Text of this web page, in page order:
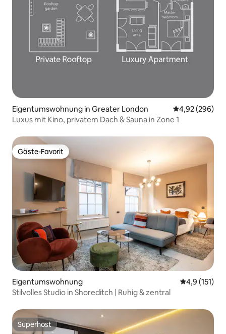
Eigentumswohnung in Greater London
4,92 (296)
Luxus mit Kino, privatem Dach & Sauna in Zone 1
Gäste-Favorit
Gäste-Favorit
Eigentumswohnung
4,9 (151)
Stilvolles Studio in Shoreditch | Ruhig & zentral
Superhost
Superhost